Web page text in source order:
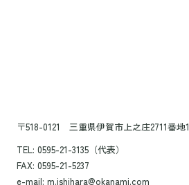
〒518-0121 三重県伊賀市上之庄2711番地1
TEL: 0595-21-3135（代表）
FAX: 0595-21-5237
e-mail: m.ishihara@okanami.com